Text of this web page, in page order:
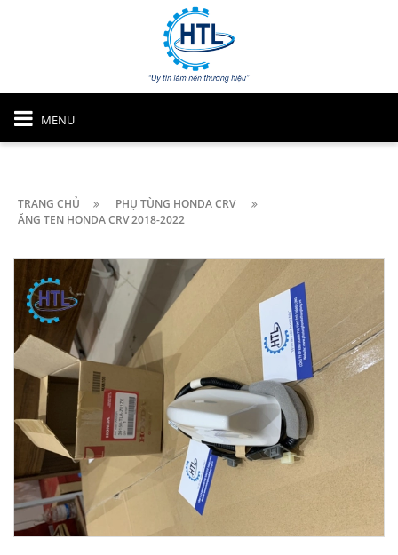
MENU
TRANG CHỦ
PHỤ TÙNG HONDA CRV
ĂNG TEN HONDA CRV 2018-2022